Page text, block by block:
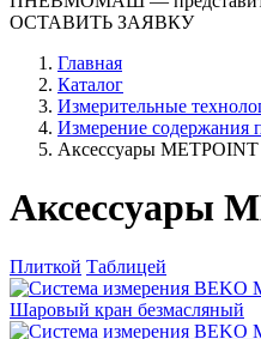
ОСТАВИТЬ ЗАЯВКУ
Главная
Каталог
Измерительные
Измерение содержания
Аксессуары
Аксессуары
Плиткой Таблицей
Шаровый кран безмасляный